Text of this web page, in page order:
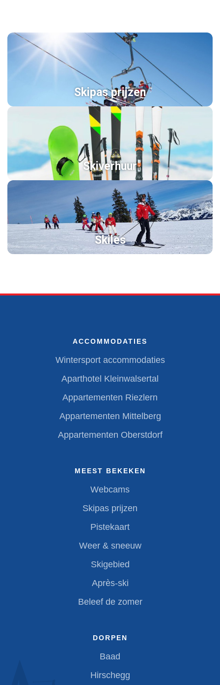
Skipas prijzen
Skiverhuur
Skiles
ACCOMMODATIES
Wintersport accommodaties
Aparthotel Kleinwalsertal
Appartementen Riezlern
Appartementen Mittelberg
Appartementen Oberstdorf
MEEST BEKEKEN
Webcams
Skipas prijzen
Pistekaart
Weer & sneeuw
Skigebied
Après-ski
Beleef de zomer
DORPEN
Baad
Hirschegg